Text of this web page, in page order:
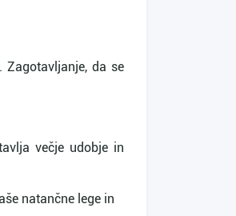
da se
večje udobje in
natančne lege in